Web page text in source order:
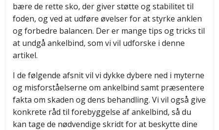
bære de rette sko, der giver støtte og stabilitet til
foden, og ved at udføre øvelser for at styrke anklen
og forbedre balancen. Der er mange tips og tricks til
at undgå ankelbind, som vi vil udforske i denne
artikel.
I de følgende afsnit vil vi dykke dybere ned i myterne
og misforståelserne om ankelbind samt præsentere
fakta om skaden og dens behandling. Vi vil også give
konkrete råd til forebyggelse af ankelbind, så du
kan tage de nødvendige skridt for at beskytte dine